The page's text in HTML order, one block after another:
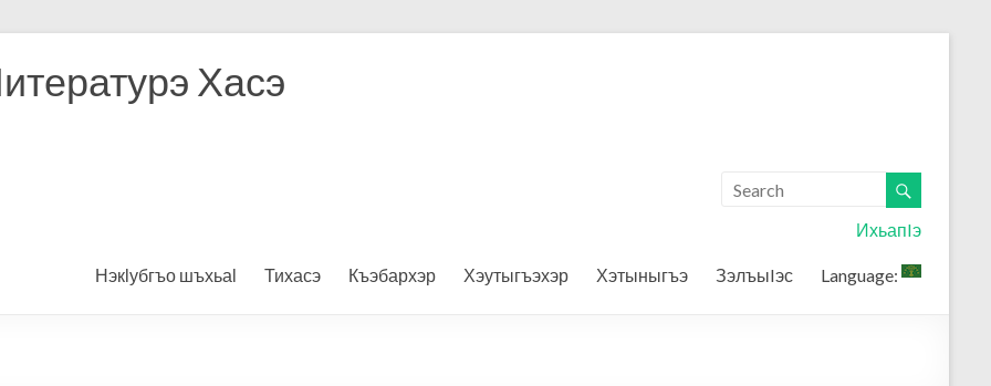
Хасэ
ИхьапIэ
Нэкӏубгъо шъхьаӏ Тихасэ Къэбархэр Хэутыгъэхэр Хэтыныгъэ ЗэлъыIэс Language: